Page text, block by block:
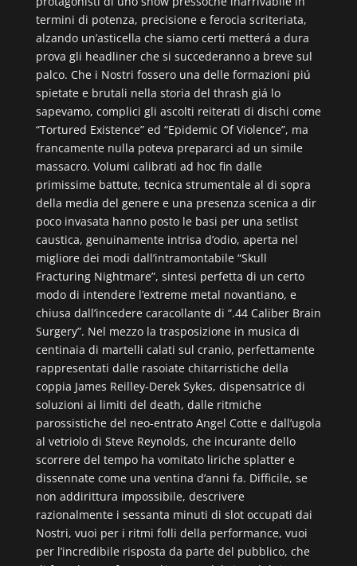
termini di potenza, precisione e ferocia scriteriata,
alzando un’asticella che siamo certi metterá a dura
prova gli headliner che si succederanno a breve sul
palco. Che i Nostri fossero una delle formazioni piú
spietate e brutali nella storia del thrash giá lo
sapevamo, complici gli ascolti reiterati di dischi come
“Tortured Existence” ed “Epidemic Of Violence”, ma
francamente nulla poteva prepararci ad un simile
massacro. Volumi calibrati ad hoc fin dalle
primissime battute, tecnica strumentale al di sopra
della media del genere e una presenza scenica a dir
poco invasata hanno posto le basi per una setlist
caustica, genuinamente intrisa d’odio, aperta nel
migliore dei modi dall’intramontabile “Skull
Fracturing Nightmare”, sintesi perfetta di un certo
modo di intendere l’extreme metal novantiano, e
chiusa dall’incedere caracollante di “.44 Caliber Brain
Surgery”. Nel mezzo la trasposizione in musica di
centinaia di martelli calati sul cranio, perfettamente
rappresentati dalle rasoiate chitarristiche della
coppia James Reilley-Derek Sykes, dispensatrice di
soluzioni ai limiti del death, dalle ritmiche
parossistiche del neo-entrato Angel Cotte e dall’ugola
al vetriolo di Steve Reynolds, che incurante dello
scorrere del tempo ha vomitato liriche splatter e
dissennate come una ventina d’anni fa. Difficile, se
non addirittura impossibile, descrivere
razionalmente i sessanta minuti di slot occupati dai
Nostri, vuoi per i ritmi folli della performance, vuoi
per l’incredibile risposta da parte del pubblico, che